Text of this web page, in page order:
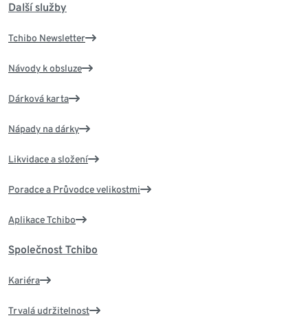
Další služby
Tchibo Newsletter
Návody k obsluze
Dárková karta
Nápady na dárky
Likvidace a složení
Poradce a Průvodce velikostmi
Aplikace Tchibo
Společnost Tchibo
Kariéra
Trvalá udržitelnost